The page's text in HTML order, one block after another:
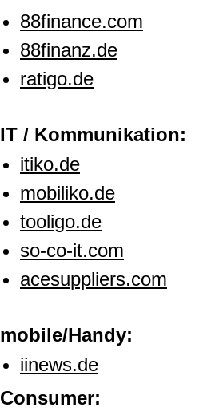
88finance.com
88finanz.de
ratigo.de
IT / Kommunikation:
itiko.de
mobiliko.de
tooligo.de
so-co-it.com
acesuppliers.com
mobile/Handy:
iinews.de
Consumer: